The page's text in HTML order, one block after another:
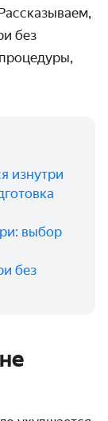
без
изнутри
выбор
без